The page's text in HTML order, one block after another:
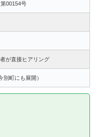
00154号
が直接ヒアリング
別町にも展開）